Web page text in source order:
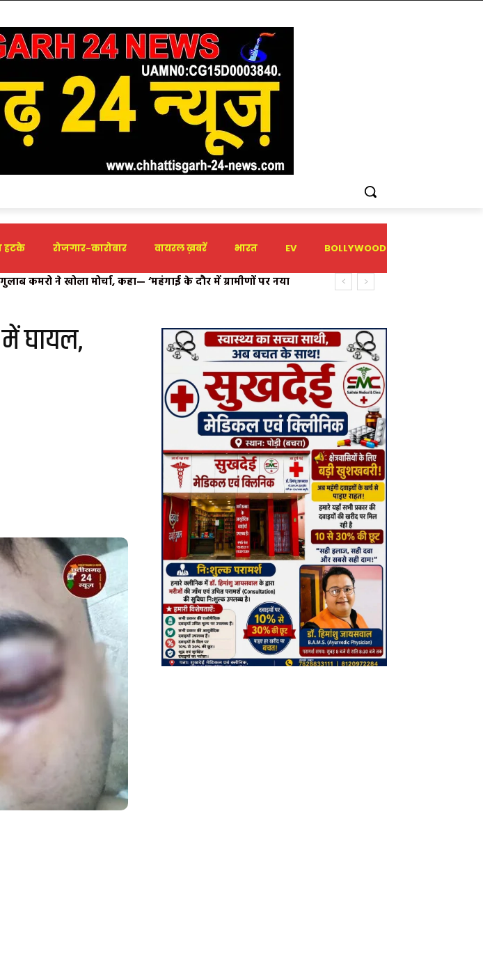
हटके रोजगार-कारोबार वायरल ख़बरें भारत EV BOLLYWOOD
सौगात; 9 अगस्त को रामकृष्ण नगर कृष्णकुंज जज कालोनी के पास
में घायल,